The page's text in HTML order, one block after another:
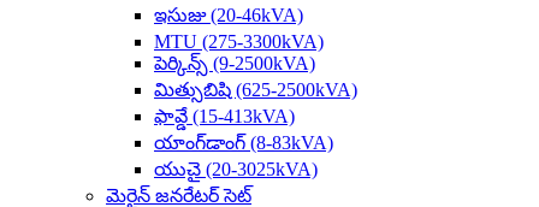
ఇసుజు (20-46kVA)
MTU (275-3300kVA)
పెర్కిన్స్ (9-2500kVA)
మిత్సుబిషి (625-2500kVA)
ఫావ్డే (15-413kVA)
యాంగ్‌డాంగ్ (8-83kVA)
యుచై (20-3025kVA)
మెరైన్ జనరేటర్ సెట్